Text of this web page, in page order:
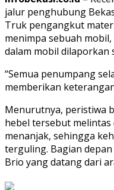
jalur penghubung
Truk pengangkut
menimpa sebuah
dalam mobil dilaporkan
“Semua penumpang
memberikan
Menurutnya, peristiwa
hebel tersebut
menanjak, sehingga
terguling. Bagian
Brio yang datang dari